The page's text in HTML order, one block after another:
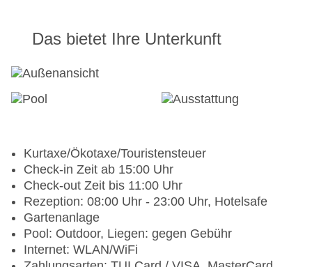
Das bietet Ihre Unterkunft
Kurtaxe/Ökotaxe/Touristensteuer
Check-in Zeit ab 15:00 Uhr
Check-out Zeit bis 11:00 Uhr
Rezeption: 08:00 Uhr - 23:00 Uhr, Hotelsafe
Gartenanlage
Pool: Outdoor, Liegen: gegen Gebühr
Internet: WLAN/WiFi